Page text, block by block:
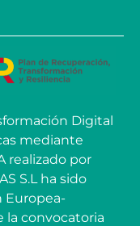
Digital
mediante
realizado por
S.L ha sido
Europea-
la convocatoria